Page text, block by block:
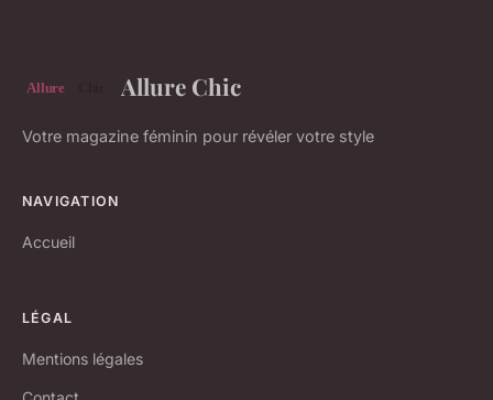
Allure Chic
Votre magazine féminin pour révéler votre style
NAVIGATION
Accueil
LÉGAL
Mentions légales